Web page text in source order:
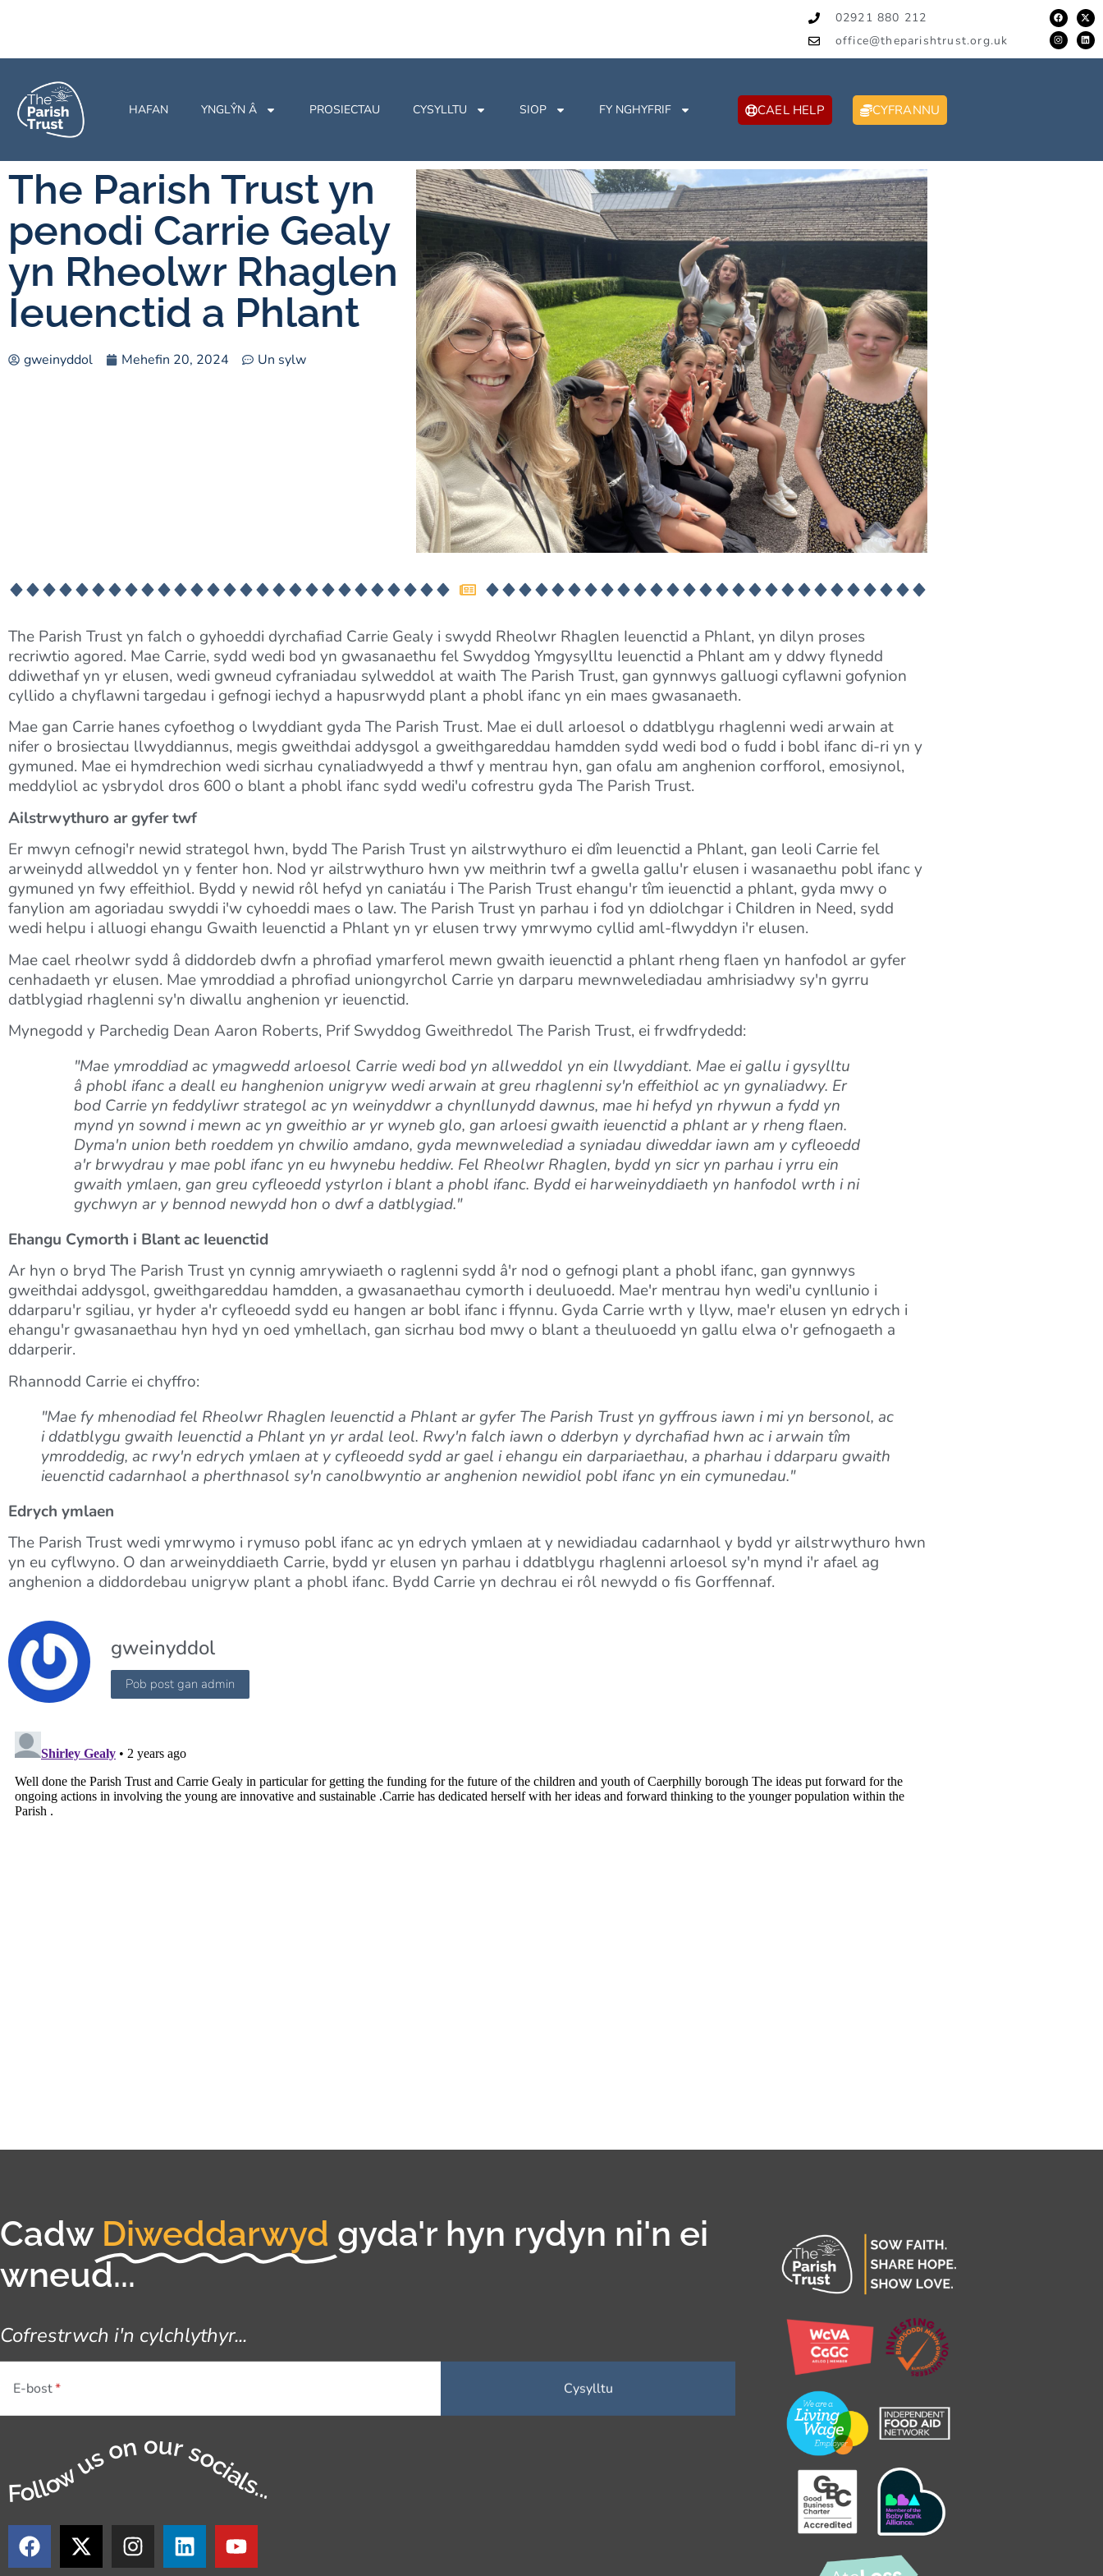
02921 880 212
office@theparishtrust.org.uk
HAFAN YNGLŶN Â PROSIECTAU CYSYLLTU SIOP FY NGHYFRIF CAEL HELP CYFRANNU
The Parish Trust yn
penodi Carrie Gealy
yn Rheolwr Rhaglen
Ieuenctid a Phlant
gweinyddol Mehefin 20, 2024 Un sylw
The Parish Trust yn falch o gyhoeddi dyrchafiad Carrie Gealy i swydd Rheolwr Rhaglen Ieuenctid a Phlant, yn dilyn proses
recriwtio agored. Mae Carrie, sydd wedi bod yn gwasanaethu fel Swyddog Ymgysylltu Ieuenctid a Phlant am y ddwy flynedd
ddiwethaf yn yr elusen, wedi gwneud cyfraniadau sylweddol at waith The Parish Trust, gan gynnwys galluogi cyflawni gofynion
cyllido a chyflawni targedau i gefnogi iechyd a hapusrwydd plant a phobl ifanc yn ein maes gwasanaeth.
Mae gan Carrie hanes cyfoethog o lwyddiant gyda The Parish Trust. Mae ei dull arloesol o ddatblygu rhaglenni wedi arwain at
nifer o brosiectau llwyddiannus, megis gweithdai addysgol a gweithgareddau hamdden sydd wedi bod o fudd i bobl ifanc di-ri yn y
gymuned. Mae ei hymdrechion wedi sicrhau cynaliadwyedd a thwf y mentrau hyn, gan ofalu am anghenion corfforol, emosiynol,
meddyliol ac ysbrydol dros 600 o blant a phobl ifanc sydd wedi'u cofrestru gyda The Parish Trust.
Ailstrwythuro ar gyfer twf
Er mwyn cefnogi'r newid strategol hwn, bydd The Parish Trust yn ailstrwythuro ei dîm Ieuenctid a Phlant, gan leoli Carrie fel
arweinydd allweddol yn y fenter hon. Nod yr ailstrwythuro hwn yw meithrin twf a gwella gallu'r elusen i wasanaethu pobl ifanc y
gymuned yn fwy effeithiol. Bydd y newid rôl hefyd yn caniatáu i The Parish Trust ehangu'r tîm ieuenctid a phlant, gyda mwy o
fanylion am agoriadau swyddi i'w cyhoeddi maes o law. The Parish Trust yn parhau i fod yn ddiolchgar i Children in Need, sydd
wedi helpu i alluogi ehangu Gwaith Ieuenctid a Phlant yn yr elusen trwy ymrwymo cyllid aml-flwyddyn i'r elusen.
Mae cael rheolwr sydd â diddordeb dwfn a phrofiad ymarferol mewn gwaith ieuenctid a phlant rheng flaen yn hanfodol ar gyfer
cenhadaeth yr elusen. Mae ymroddiad a phrofiad uniongyrchol Carrie yn darparu mewnwelediadau amhrisiadwy sy'n gyrru
datblygiad rhaglenni sy'n diwallu anghenion yr ieuenctid.
Mynegodd y Parchedig Dean Aaron Roberts, Prif Swyddog Gweithredol The Parish Trust, ei frwdfrydedd:
"Mae ymroddiad ac ymagwedd arloesol Carrie wedi bod yn allweddol yn ein llwyddiant. Mae ei gallu i gysylltu
â phobl ifanc a deall eu hanghenion unigryw wedi arwain at greu rhaglenni sy'n effeithiol ac yn gynaliadwy. Er
bod Carrie yn feddyliwr strategol ac yn weinyddwr a chynllunydd dawnus, mae hi hefyd yn rhywun a fydd yn
mynd yn sownd i mewn ac yn gweithio ar yr wyneb glo, gan arloesi gwaith ieuenctid a phlant ar y rheng flaen.
Dyma'n union beth roeddem yn chwilio amdano, gyda mewnwelediad a syniadau diweddar iawn am y cyfleoedd
a'r brwydrau y mae pobl ifanc yn eu hwynebu heddiw. Fel Rheolwr Rhaglen, bydd yn sicr yn parhau i yrru ein
gwaith ymlaen, gan greu cyfleoedd ystyrlon i blant a phobl ifanc. Bydd ei harweinyddiaeth yn hanfodol wrth i ni
gychwyn ar y bennod newydd hon o dwf a datblygiad."
Ehangu Cymorth i Blant ac Ieuenctid
Ar hyn o bryd The Parish Trust yn cynnig amrywiaeth o raglenni sydd â'r nod o gefnogi plant a phobl ifanc, gan gynnwys
gweithdai addysgol, gweithgareddau hamdden, a gwasanaethau cymorth i deuluoedd. Mae'r mentrau hyn wedi'u cynllunio i
ddarparu'r sgiliau, yr hyder a'r cyfleoedd sydd eu hangen ar bobl ifanc i ffynnu. Gyda Carrie wrth y llyw, mae'r elusen yn edrych i
ehangu'r gwasanaethau hyn hyd yn oed ymhellach, gan sicrhau bod mwy o blant a theuluoedd yn gallu elwa o'r gefnogaeth a
ddarperir.
Rhannodd Carrie ei chyffro:
"Mae fy mhenodiad fel Rheolwr Rhaglen Ieuenctid a Phlant ar gyfer The Parish Trust yn gyffrous iawn i mi yn bersonol, ac
i ddatblygu gwaith Ieuenctid a Phlant yn yr ardal leol. Rwy'n falch iawn o dderbyn y dyrchafiad hwn ac i arwain tîm
ymroddedig, ac rwy'n edrych ymlaen at y cyfleoedd sydd ar gael i ehangu ein darpariaethau, a pharhau i ddarparu gwaith
ieuenctid cadarnhaol a pherthnasol sy'n canolbwyntio ar anghenion newidiol pobl ifanc yn ein cymunedau."
Edrych ymlaen
The Parish Trust wedi ymrwymo i rymuso pobl ifanc ac yn edrych ymlaen at y newidiadau cadarnhaol y bydd yr ailstrwythuro hwn
yn eu cyflwyno. O dan arweinyddiaeth Carrie, bydd yr elusen yn parhau i ddatblygu rhaglenni arloesol sy'n mynd i'r afael ag
anghenion a diddordebau unigryw plant a phobl ifanc. Bydd Carrie yn dechrau ei rôl newydd o fis Gorffennaf.
gweinyddol
Pob post gan admin
Cadw Diweddarwyd gyda'r hyn rydyn ni'n ei
wneud...
Cofrestrwch i'n cylchlythyr...
E-bost
Follow us on our socials...